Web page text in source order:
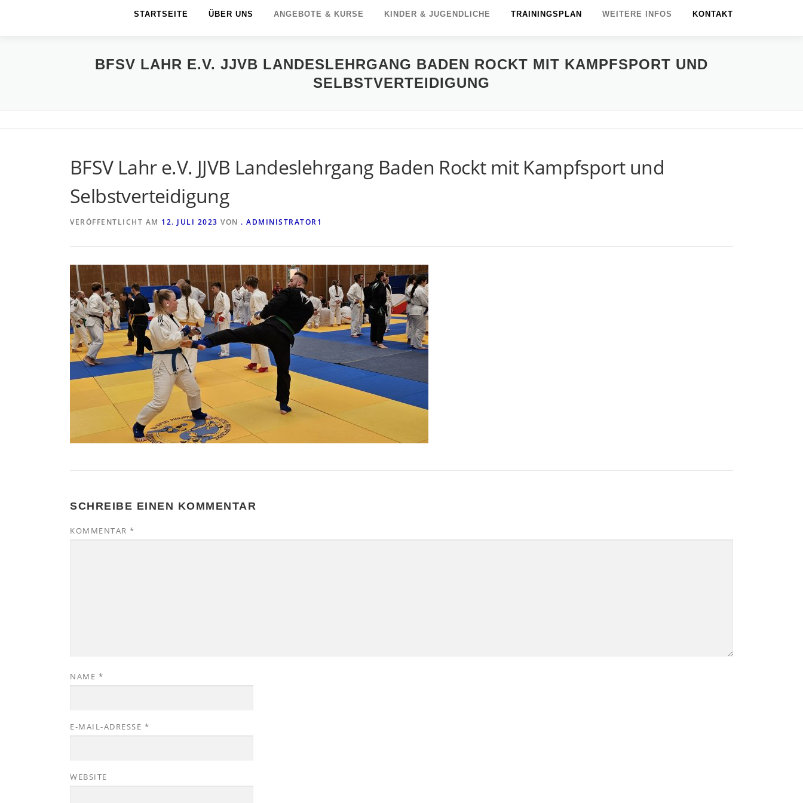
STARTSEITE ÜBER UNS ANGEBOTE & KURSE KINDER & JUGENDLICHE TRAININGSPLAN WEITERE INFOS KONTAKT
BFSV LAHR E.V. JJVB LANDESLEHRGANG BADEN ROCKT MIT KAMPFSPORT UND
SELBSTVERTEIDIGUNG
BFSV Lahr e.V. JJVB Landeslehrgang Baden Rockt mit Kampfsport und
Selbstverteidigung
VERÖFFENTLICHT AM 12. JULI 2023 VON . ADMINISTRATOR1
SCHREIBE EINEN KOMMENTAR
KOMMENTAR *
NAME *
E-MAIL-ADRESSE *
WEBSITE